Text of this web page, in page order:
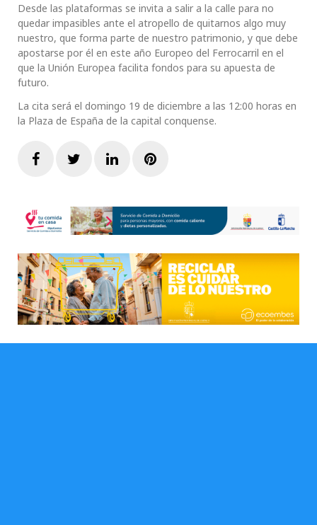
Desde las plataformas se invita a salir a la calle para no
quedar impasibles ante el atropello de quitarnos algo muy
nuestro, que forma parte de nuestro patrimonio, y que debe
apostarse por él en este año Europeo del Ferrocarril en el
que la Unión Europea facilita fondos para su apuesta de
futuro.
La cita será el domingo 19 de diciembre a las 12:00 horas en
la Plaza de España de la capital conquense.
FacebookTwitterLinkedInPinterest